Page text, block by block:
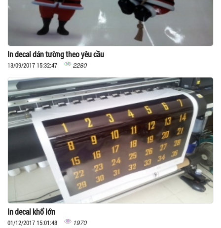
In decal dán tường theo yêu cầu
13/09/2017 15:32:47 2280
In decal khổ lớn
01/12/2017 15:01:48 1970